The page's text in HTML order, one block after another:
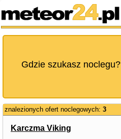
Gdzie szukasz noclegu?
znalezionych ofert noclegowych: 3
Karczma Viking